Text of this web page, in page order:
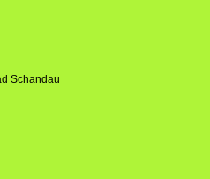
Schandau